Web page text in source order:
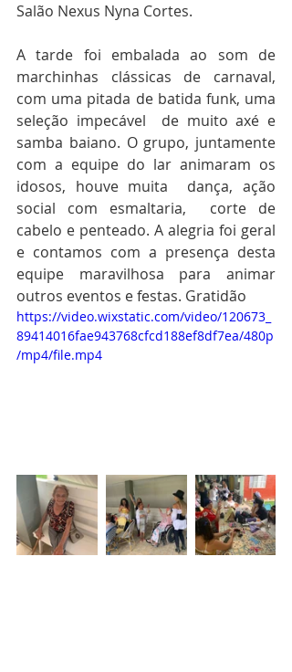
Salão Nexus Nyna Cortes.
A tarde foi embalada ao som de
marchinhas clássicas de carnaval,
com uma pitada de batida funk, uma
seleção impecável  de muito axé e
samba baiano. O grupo, juntamente
com a equipe do lar animaram os
idosos, houve muita  dança, ação
social com esmaltaria,  corte de
cabelo e penteado. A alegria foi geral
e contamos com a presença desta
equipe maravilhosa para animar
outros eventos e festas. Gratidão
https://video.wixstatic.com/video/120673_
89414016fae943768cfcd188ef8df7ea/480p
/mp4/file.mp4